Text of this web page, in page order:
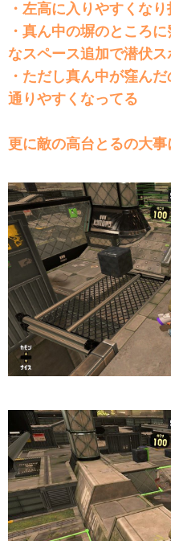
・左高に入りやすくな
・真ん中の塀のところ
なスペース追加で潜伏
・ただし真ん中が窪ん
通りやすくなってる
更に敵の高台とるの大